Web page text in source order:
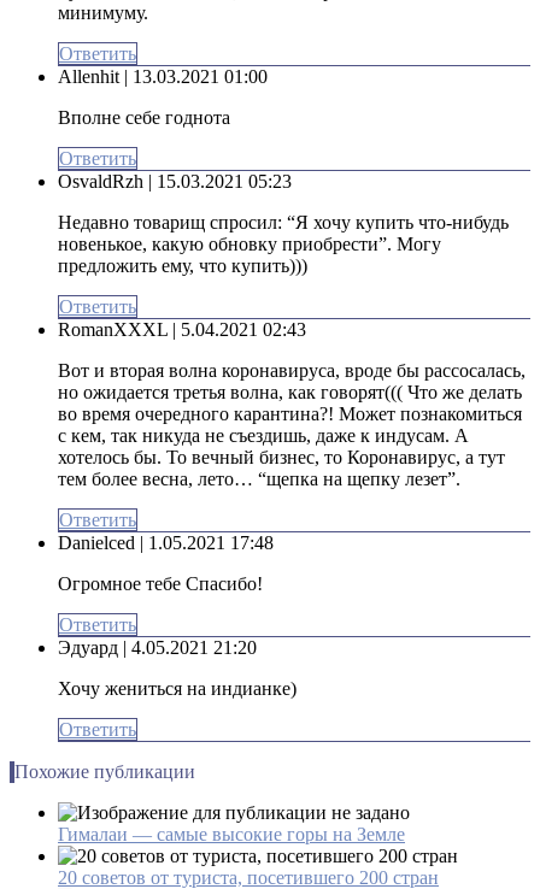
минимуму.
Ответить
Allenhit | 13.03.2021 01:00
Вполне себе годнота
Ответить
OsvaldRzh | 15.03.2021 05:23
Недавно товарищ спросил: “Я хочу купить что-нибудь
новенькое, какую обновку приобрести”. Могу
предложить ему, что купить)))
Ответить
RomanXXXL | 5.04.2021 02:43
Вот и вторая волна коронавируса, вроде бы рассосалась,
но ожидается третья волна, как говорят((( Что же делать
во время очередного карантина?! Может познакомиться
с кем, так никуда не съездишь, даже к индусам. А
хотелось бы. То вечный бизнес, то Коронавирус, а тут
тем более весна, лето… “щепка на щепку лезет”.
Ответить
Danielced | 1.05.2021 17:48
Огромное тебе Спасибо!
Ответить
Эдуард | 4.05.2021 21:20
Хочу жениться на индианке)
Ответить
Похожие публикации
Гималаи — самые высокие горы на Земле
20 советов от туриста, посетившего 200 стран